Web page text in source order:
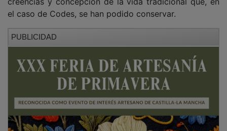
el caso de Codes, se han podido conservar.